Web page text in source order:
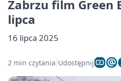
Zabrzu film Green
lipca
16 lipca 2025
2 min czytania Udostępnij